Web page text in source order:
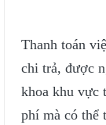
Thanh toán
chi trả, được
khoa khu vực
phí mà có thể